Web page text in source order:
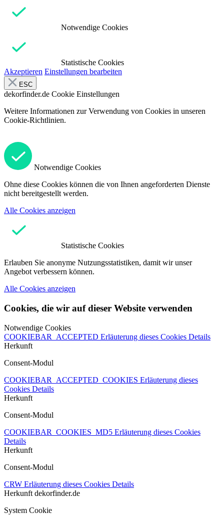
Notwendige Cookies
Statistische Cookies
Akzeptieren Einstellungen bearbeiten
ESC
dekorfinder.de Cookie Einstellungen
Weitere Informationen zur Verwendung von Cookies in unseren
Cookie-Richtlinien.
Notwendige Cookies
Ohne diese Cookies können die von Ihnen angeforderten Dienste
nicht bereitgestellt werden.
Alle Cookies anzeigen
Statistische Cookies
Erlauben Sie anonyme Nutzungsstatistiken, damit wir unser
Angebot verbessern können.
Alle Cookies anzeigen
Cookies, die wir auf dieser Website verwenden
Notwendige Cookies
COOKIEBAR_ACCEPTED Erläuterung dieses Cookies Details
Herkunft
Consent-Modul
COOKIEBAR_ACCEPTED_COOKIES Erläuterung dieses
Cookies Details
Herkunft
Consent-Modul
COOKIEBAR_COOKIES_MD5 Erläuterung dieses Cookies
Details
Herkunft
Consent-Modul
CRW Erläuterung dieses Cookies Details
Herkunft dekorfinder.de
System Cookie